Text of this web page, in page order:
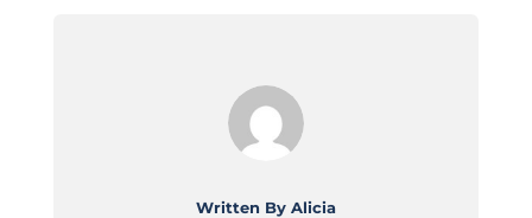
Written By Alicia